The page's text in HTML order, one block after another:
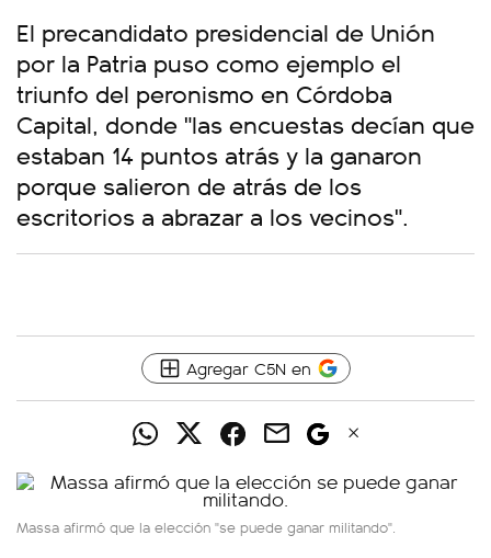
El precandidato presidencial de Unión
por la Patria puso como ejemplo el
triunfo del peronismo en Córdoba
Capital, donde "las encuestas decían que
estaban 14 puntos atrás y la ganaron
porque salieron de atrás de los
escritorios a abrazar a los vecinos".
Agregar C5N en
Massa afirmó que la elección "se puede ganar militando".